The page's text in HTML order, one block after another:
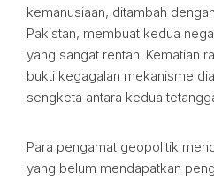
kemanusiaan, ditambah
Pakistan, membuat kedua
yang sangat rentan. Kematian
bukti kegagalan mekanisme
sengketa antara kedua
Para pengamat geopolitik
yang belum mendapatkan